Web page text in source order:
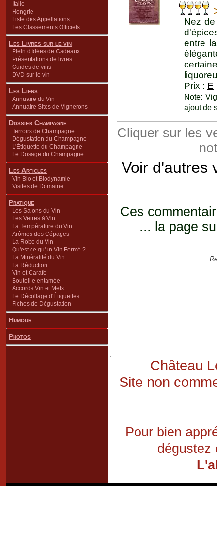
Italie
Hongrie
Liste des Appellations
Les Classements Officiels
Les Livres sur le vin
Plein d'Idées de Cadeaux
Présentations de livres
Guides de vins
DVD sur le vin
Les Liens
Annuaire du Vin
Annuaire Sites de Vignerons
Dossier Champagne
Terroirs de Champagne
Dégustation du Champagne
L'Étiquette du Champagne
Le Dosage du Champagne
Les Articles
Vin Bio et Biodynamie
Visites de Domaine
Pratique
Les Salons du Vin
Les Verres à Vin
La Température du Vin
Arômes des Cépages
La Robe du Vin
Qu'est ce qu'un Vin Fermé ?
La Minéralité du Vin
La Réduction
Vin et Carafe
Bouteille entamée
Accords Vin et Mets
Le Décollage d'Étiquettes
Fiches de Dégustation
Humour
Photos
Nez
entre
Prix : E
Note:
ajout de
Cliquer sur les
Voir d'autres
Ces
... la page
Château
Site non
Pour bien
dégustez